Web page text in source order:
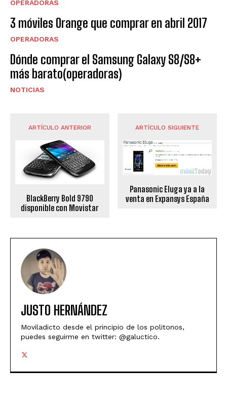
OPERADORAS
3 móviles Orange que comprar en abril 2017
OPERADORAS
Dónde comprar el Samsung Galaxy S8/S8+
más barato(operadoras)
NOTICIAS
ARTÍCULO ANTERIOR
BlackBerry Bold 9790
disponible con Movistar
ARTÍCULO SIGUIENTE
Panasonic Eluga ya a la
venta en Expansys España
JUSTO HERNÁNDEZ
Moviladicto desde el principio de los politonos,
puedes seguirme en twitter: @galuctico.